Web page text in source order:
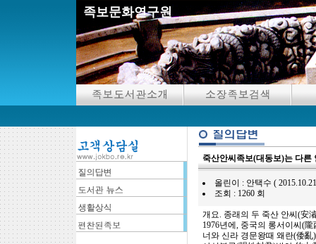
족보문화연구원
죽산안씨족보(대동보)는 다른
올린이 : 안택수 (
조회 : 1260 회
개요. 종래의 두 죽산 안씨(安
1976년에, 중국의 롱서이씨(
너와 신라 경문왕때 왜란(倭